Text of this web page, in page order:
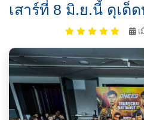
เสาร์ที่ 8 มิ.ย.นี้ ดุเด็
เ